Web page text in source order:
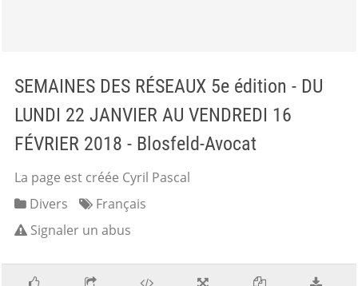
SEMAINES DES RÉSEAUX 5e édition - DU
LUNDI 22 JANVIER AU VENDREDI 16
FÉVRIER 2018 - Blosfeld-Avocat
La page est créée Cyril Pascal
Divers
Français
Signaler un abus